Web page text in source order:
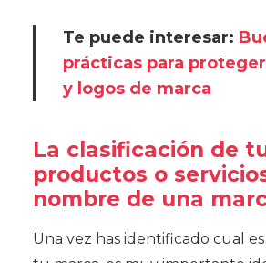
Te puede interesar:
prácticas para
y logos de marca
La clasificación de
productos o
nombre de una
Una vez has identificado cual